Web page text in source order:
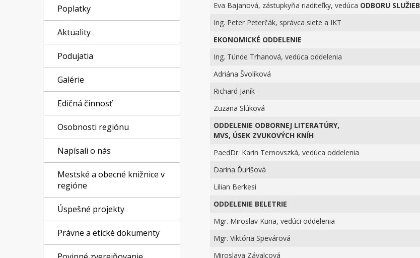
Poplatky
Aktuality
Podujatia
Galérie
Edičná činnosť
Osobnosti regiónu
Napísali o nás
Mestské a obecné knižnice v
regióne
Úspešné projekty
Právne a etické dokumenty
Eva Bajanová, zástupkyňa riaditeľky, vedúca ODBORU SLUŽIEB
Ing. Peter Peterčák, správca siete a IKT
EKONOMICKÉ ODDELENIE
Ing. Tünde Trhanová, vedúca oddelenia
Adriána Švolíková
Richard Janík
Zuzana Slúková
ODDELENIE ODBORNEJ LITERATÚRY,
MVS, ÚSEK ZVUKOVÝCH KNÍH
PaedDr. Karin Ternovszká, vedúca oddelenia
Darina Ďurišová
Lilian Berkesi
ODDELENIE BELETRIE
Mgr. Miroslav Kuna, vedúci oddelenia
Mgr. Viktória Spevárová
Miroslava Závalcová